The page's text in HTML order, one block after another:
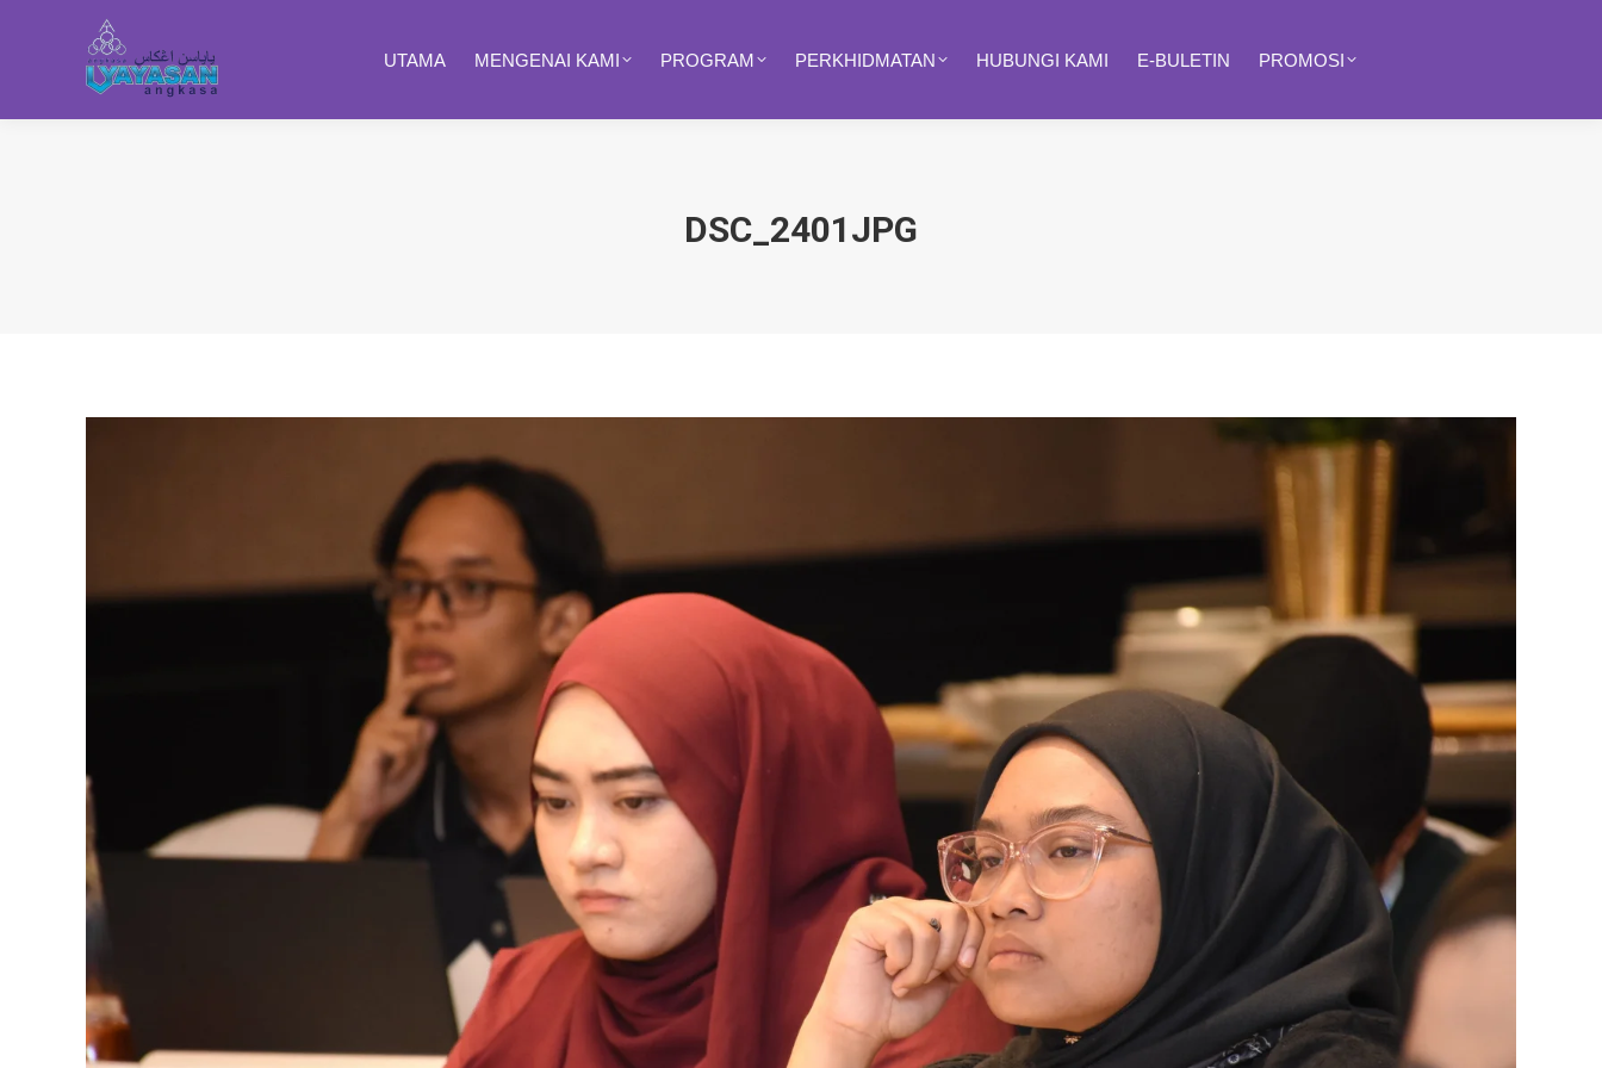
UTAMA MENGENAI KAMI PROGRAM PERKHIDMATAN HUBUNGI KAMI E-BULETIN PROMOSI
DSC_2401JPG